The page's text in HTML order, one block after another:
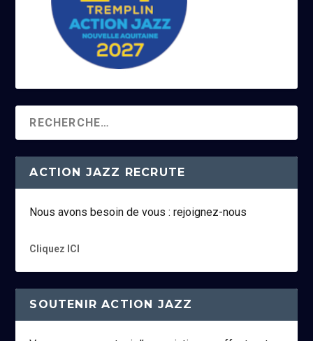
ACTION JAZZ RECRUTE
Nous avons besoin de vous : rejoignez-nous
Cliquez ICI
SOUTENIR ACTION JAZZ